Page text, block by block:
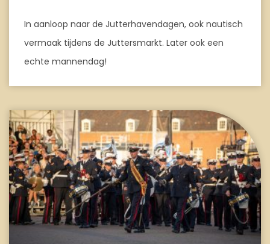
In aanloop naar de Jutterhavendagen, ook nautisch
vermaak tijdens de Juttersmarkt. Later ook een
echte mannendag!